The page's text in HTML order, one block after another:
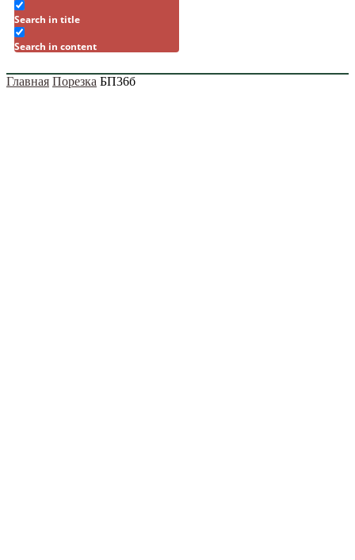
Search in title
Search in content
Главная Порезка БП36б